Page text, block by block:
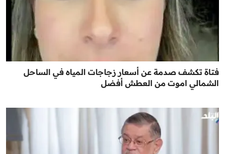
فتاة تكشف صدمة عن أسعار زجاجات المياه في الساحل
الشمالي اموت من العطش أفضل